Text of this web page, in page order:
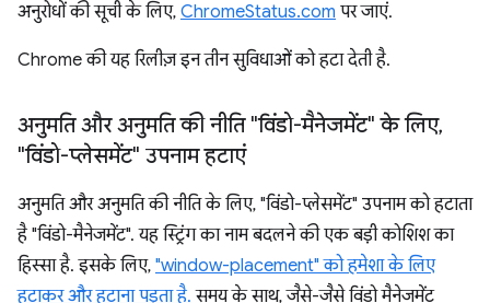
अनुरोधों की सूची के लिए, ChromeStatus.com पर जाएं.
Chrome की यह रिलीज़ इन तीन सुविधाओं को हटा देती है.
अनुमति और अनुमति की नीति "विंडो-मैनेजमेंट" के लिए,
"विंडो-प्लेसमेंट" उपनाम हटाएं
अनुमति और अनुमति की नीति के लिए, "विंडो-प्लेसमेंट" उपनाम को हटाता
है "विंडो-मैनेजमेंट". यह स्ट्रिंग का नाम बदलने की एक बड़ी कोशिश का
हिस्सा है. इसके लिए, "window-placement" को हमेशा के लिए
हटाकर और हटाना पड़ता है. समय के साथ, जैसे-जैसे विंडो मैनेजमेंट